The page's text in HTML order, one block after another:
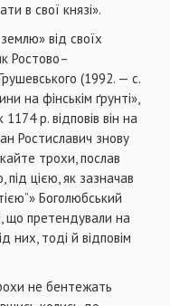
в свої князі».
від своїх
Ростово–
(1992. — с.
на фінськім ґрунті»,
р. відповів він на
Ростиславич знову
трохи, послав
під цією, як зазначав
Боголюбський
що претендували на
них, тоді й відповім
не бентежать